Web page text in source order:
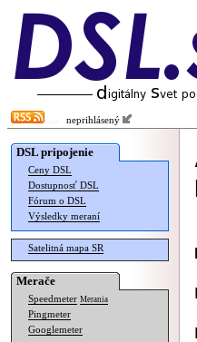
neprihlásený
DSL pripojenie
Ceny DSL
Dostupnosť DSL
Fórum o DSL
Výsledky meraní
Satelitná mapa SR
Merače
Speedmeter Merania
Pingmeter
Googlemeter